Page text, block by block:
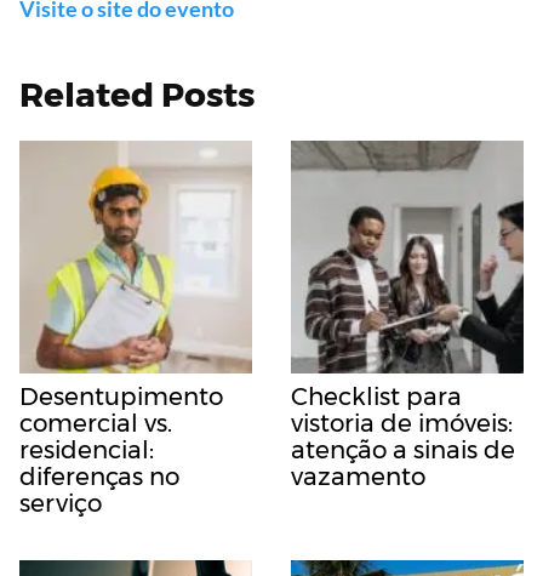
Visite o site do evento
Related Posts
Desentupimento
comercial vs.
residencial:
diferenças no
serviço
Checklist para
vistoria de imóveis:
atenção a sinais de
vazamento